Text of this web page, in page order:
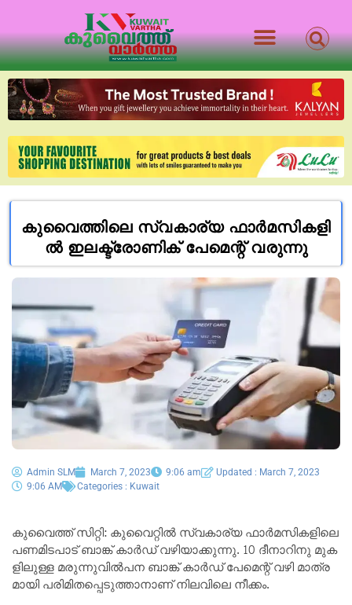
കുവൈത്തിലെ സ്വ​കാ​ര്യ ഫാ​ർ​മ​സി​ക​ളി​
ൽ ഇലക്ട്രോണിക് പേ​മെ​ന്റ് വ​രു​ന്നു
Admin SLM March 7, 2023 9:06 am
Updated : March 7, 2023
9:06 AM
Categories : Kuwait
കു​വൈ​ത്ത് സി​റ്റി: കുവൈറ്റിൽ സ്വ​കാ​ര്യ ഫാ​ർ​മ​സി​ക​ളി​ലെ
പ​ണ​മി​ട​പാ​ട് ബാ​ങ്ക് കാ​ർ​ഡ് വ​ഴി​യാ​ക്കു​ന്നു. 10 ദീ​നാ​റി​നു മു​ക​
ളി​ലു​ള്ള മ​രു​ന്നു​വി​ൽ​പ​ന ബാ​ങ്ക് കാ​ർ​ഡ് പേ​മെ​ന്റ് വ​ഴി മാ​ത്ര​
മാ​യി പ​രി​മി​ത​പ്പെ​ടു​ത്താ​നാ​ണ് നിലവിലെ നീ​ക്കം.